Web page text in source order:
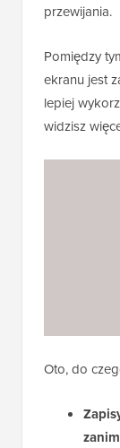
przewijania.
Pomiędzy
ekranu jest
lepiej
widzisz
Oto, do